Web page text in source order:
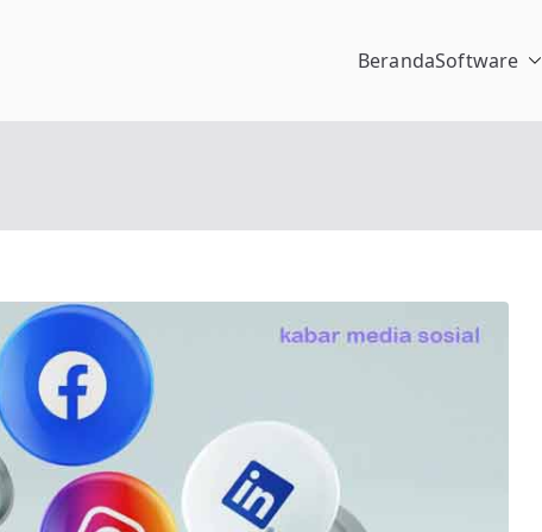
BerandaSoftware